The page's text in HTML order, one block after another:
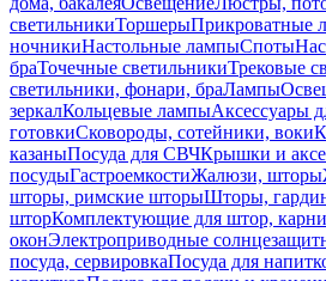
светильникиТоршерыПрикроватные
ночникиНастольные лампыСпоты
браТочечные светильникиТрековые
светильники, фонари, браЛампы
зеркалКольцевые лампыАксессуары
готовкиСковороды, сотейники, воки
казаныПосуда для СВЧКрышки и
посудыГастроемкостиЖалюзи, шторы
шторы, римские шторыШторы,
шторКомплектующие для штор,
оконЭлектроприводные
посуда, сервировкаПосуда для